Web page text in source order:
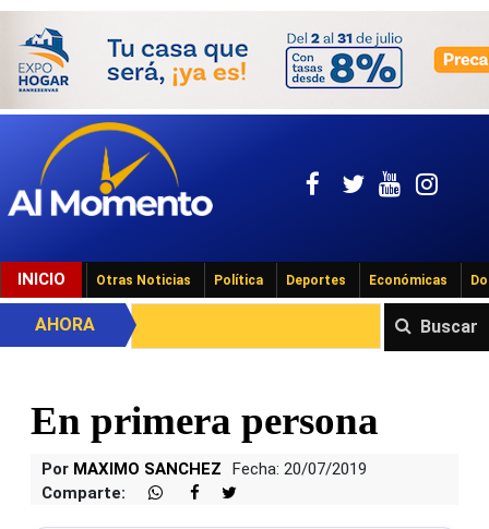
INICIO Otras Noticias Política Deportes Económicas
Buscar
AHORA
En primera persona
Por MAXIMO SANCHEZ
Fecha: 20/07/2019
Comparte: